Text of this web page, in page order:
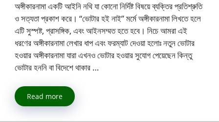
অঙ্গীকারনামা একটি আইনি নথি যা কোনো নির্দিষ্ট বিষয়ে ব্যক্তির প্রতিশ্রুতি
ও সত্যতা প্রকাশ করে। “ভোটার হই নাই” মর্মে অঙ্গীকারনামা লিখতে হলে
এটি সুস্পষ্ট, প্রাসঙ্গিক, এবং আইনসম্মত হতে হবে। নিচে আমরা এই
ধরণের অঙ্গীকারনামা লেখার ধাপ এবং ফরম্যাট দেওয়া হলোঃ নতুন ভোটার
হওয়ার অঙ্গীকারনামা যারা এখনও ভোটার হওয়ার সুযোগ পেয়েছেন কিন্তু
ভোটার হননি বা বিদেশে থাকার …
Read more